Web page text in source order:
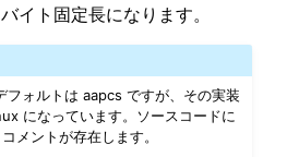
ェーン
仕様
イト固定長になります。
フォルトは aapcs ですが、その実装
になっています。ソースコードに
メントが存在します。